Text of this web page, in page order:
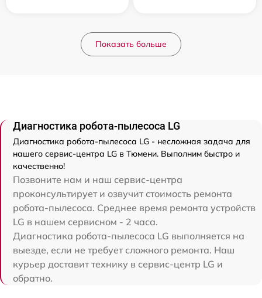
Показать больше
Диагностика робота-пылесоса LG
Диагностика робота-пылесоса LG - несложная задача для
нашего сервис-центра LG в Тюмени. Выполним быстро и
качественно!
Позвоните нам и наш сервис-центра
проконсультирует и озвучит стоимость ремонта
робота-пылесоса. Среднее время ремонта устройств
LG в нашем сервисном - 2 часа.
Диагностика робота-пылесоса LG выполняется на
выезде, если не требует сложного ремонта. Наш
курьер доставит технику в сервис-центр LG и
обратно.